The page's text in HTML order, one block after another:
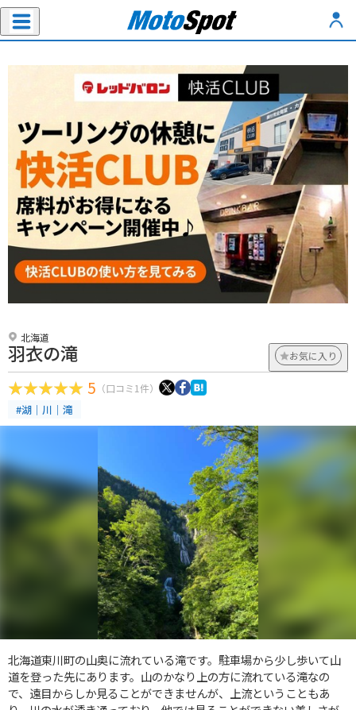
北海道
羽衣の滝 お気に入り
5 （口コミ1件）
#湖｜川｜滝
北海道東川町の山奥に流れている滝です。駐車場から少し歩いて山
道を登った先にあります。山のかなり上の方に流れている滝なの
で、遠目からしか見ることができませんが、上流ということもあ